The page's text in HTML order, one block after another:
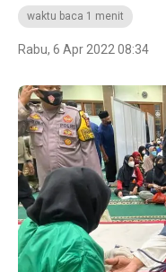
waktu baca 1 menit
Rabu, 6 Apr 2022 08:34